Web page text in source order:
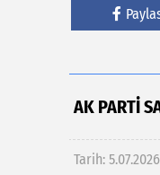
AK PARTI
Tarih: